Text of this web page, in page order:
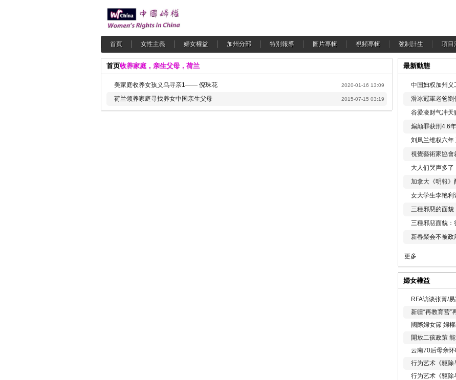
首頁 女性主義 婦女權益 加州分部 特別報導 圖片專輯 視頻專輯 強制計生 項目
首页收养家庭，亲生父母，荷兰
美家庭收养女孩义乌寻亲1—— 倪珠花 2020-01-16 13:09
荷兰领养家庭寻找养女中国亲生父母 2015-07-15 03:19
最新動態
中国妇权加州义
滑冰冠軍老爸劉
谷爱凌财气冲天
煽颠罪获刑4.6
刘凤兰维权六年
視覺藝術家協會
大人们哭声多了
加拿大《明報》
女大学生李艳利
三種邪惡的面貌
三種邪惡面貌：
新春聚会不被政
更多
婦女權益
RFA访谈张菁/
新疆“再教育营”
國際婦女節 婦
開放二孩政策
云南70后母亲
行为艺术《驱除
行为艺术《驱除